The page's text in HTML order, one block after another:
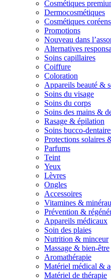
Cosmétiques
Dermocosmétiques
Cosmétiques coréens
Promotions
Nouveau dans
Alternatives
Soins capillaires
Coiffure
Coloration
Appareils beauté &
Soins du visage
Soins du corps
Soins des mains &
Rasage & épilation
Soins bucco-
Protections solaires
Parfums
Teint
Yeux
Lèvres
Ongles
Accessoires
Vitamines &
Prévention &
Appareils médicaux
Soin des plaies
Nutrition & minceur
Massage & bien-être
Aromathérapie
Matériel médical &
Matériel de thérapie